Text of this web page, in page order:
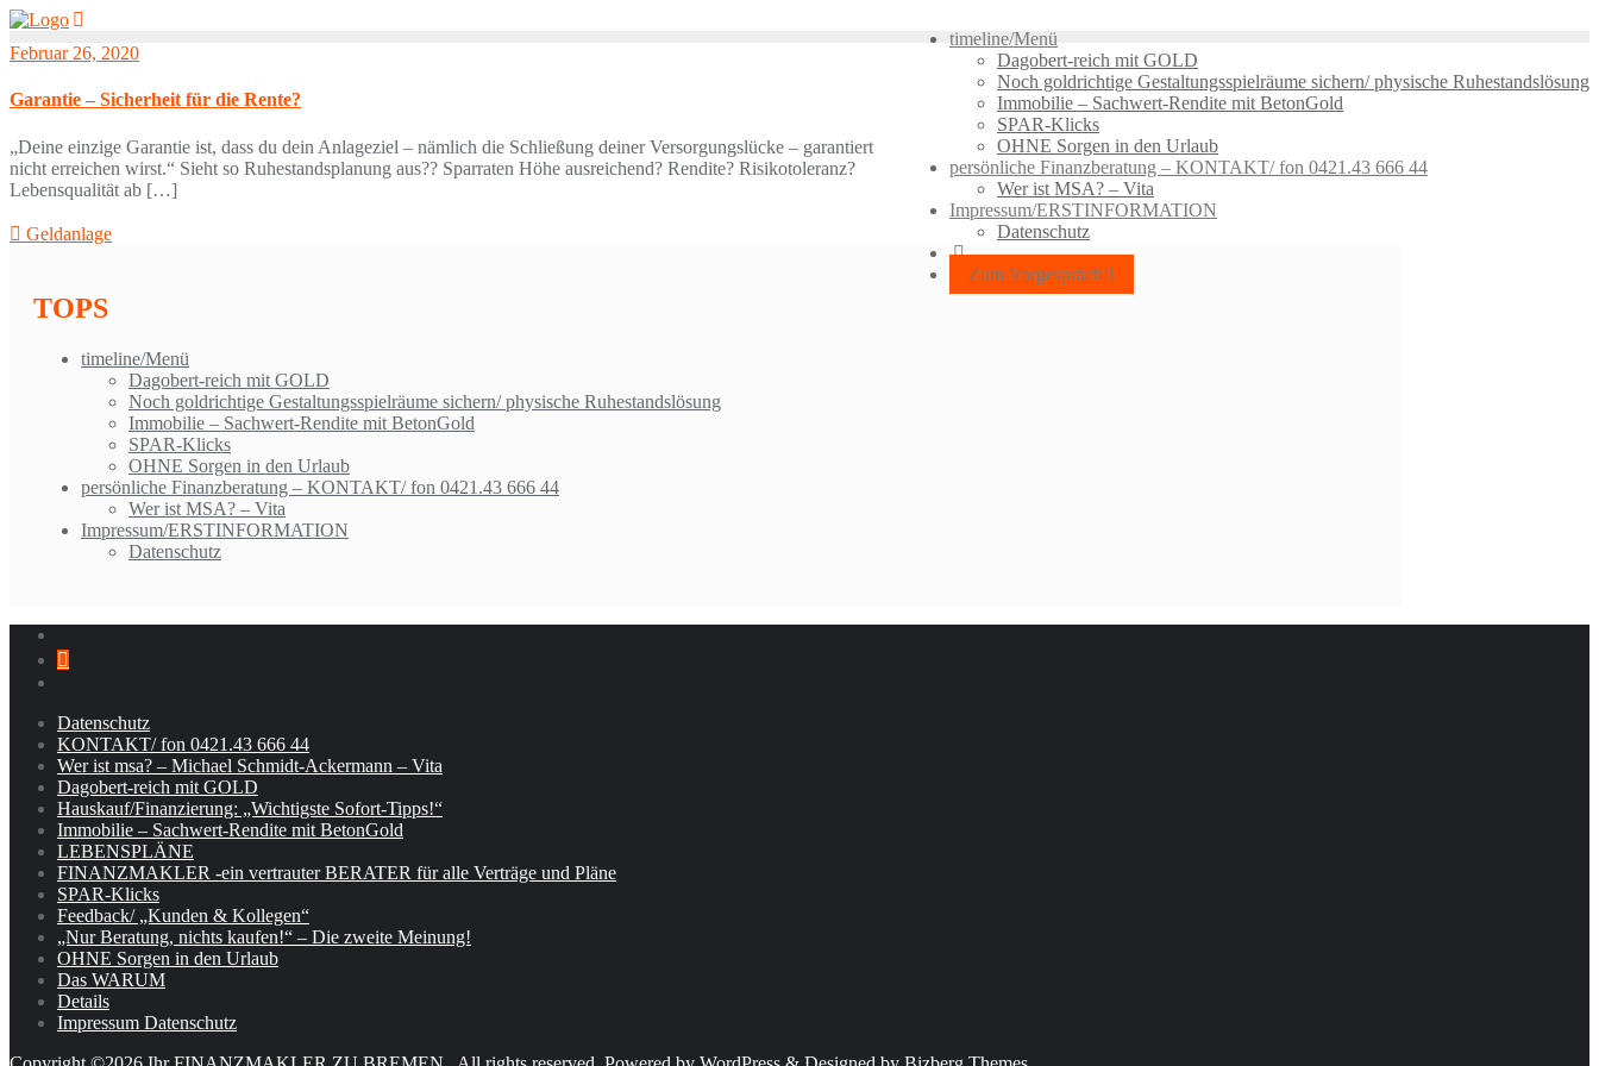
Skip
content
timeline/Menü
Dagobert-reich mit GOLD
Noch goldrichtige Gestaltungsspielräume sichern/ physische Ruhestandslösung
Immobilie – Sachwert-Rendite mit BetonGold
SPAR-Klicks
OHNE Sorgen in den Urlaub
persönliche Finanzberatung – KONTAKT/ fon 0421.43 666 44
Wer ist MSA? – Vita
Impressum/ERSTINFORMATION
Datenschutz
Zum Vorgespräch!!
Februar 26, 2020
Garantie – Sicherheit für die Rente?
„Deine einzige Garantie ist, dass du dein Anlageziel – nämlich die Schließung deiner Versorgungslücke – garantiert
nicht erreichen wirst.“ Sieht so Ruhestandsplanung aus?? Sparraten Höhe ausreichend? Rendite? Risikotoleranz?
Lebensqualität ab […]
Geldanlage
TOPS
timeline/Menü
Dagobert-reich mit GOLD
Noch goldrichtige Gestaltungsspielräume sichern/ physische Ruhestandslösung
Immobilie – Sachwert-Rendite mit BetonGold
SPAR-Klicks
OHNE Sorgen in den Urlaub
persönliche Finanzberatung – KONTAKT/ fon 0421.43 666 44
Wer ist MSA? – Vita
Impressum/ERSTINFORMATION
Datenschutz
Datenschutz
KONTAKT/ fon 0421.43 666 44
Wer ist msa? – Michael Schmidt-Ackermann – Vita
Dagobert-reich mit GOLD
Hauskauf/Finanzierung: „Wichtigste Sofort-Tipps!“
Immobilie – Sachwert-Rendite mit BetonGold
LEBENSPLÄNE
FINANZMAKLER -ein vertrauter BERATER für alle Verträge und Pläne
SPAR-Klicks
Feedback/ „Kunden & Kollegen“
„Nur Beratung, nichts kaufen!“ – Die zweite Meinung!
OHNE Sorgen in den Urlaub
Das WARUM
Details
Impressum Datenschutz